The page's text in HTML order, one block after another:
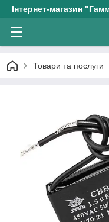
Інтернет-магазин
Товари та послуги